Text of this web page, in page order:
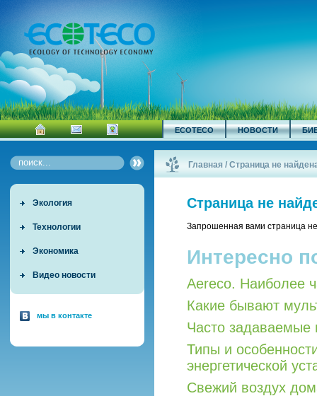
ECOTECO НОВОСТИ
Экология
Технологии
Экономика
Видео новости
мы в контакте
Главная /Страница не
Страница не
Запрошенная вами страница
Интересно
Aereco. Наиболее
Какие бывают
Часто задаваемые
Типы и
энергетической
Свежий воздух